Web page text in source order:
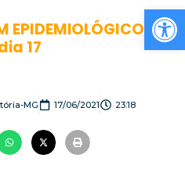
EPIDEMIOLÓGICO
17
MG 17/06/2021 23:18